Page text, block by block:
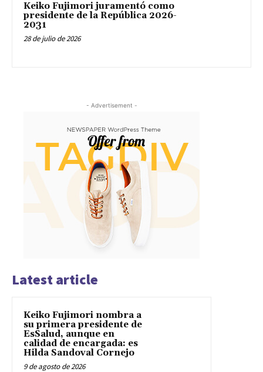
Keiko Fujimori juramentó como
presidente de la República 2026-
2031
28 de julio de 2026
- Advertisement -
Latest article
Keiko Fujimori nombra a
su primera presidente de
EsSalud, aunque en
calidad de encargada: es
Hilda Sandoval Cornejo
9 de agosto de 2026